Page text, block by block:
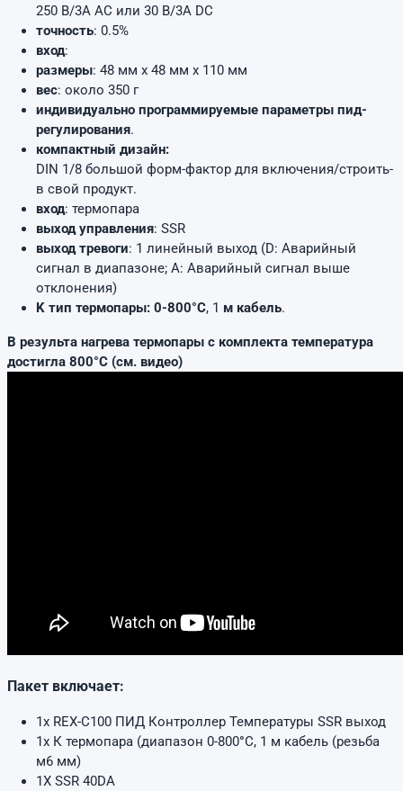
250 В/3A AC или 30 В/3A DC
точность: 0.5%
вход:
размеры: 48 мм х 48 мм х 110 мм
вес: около 350 г
индивидуально программируемые параметры пид-
регулирования.
компактный дизайн:
DIN 1/8 большой форм-фактор для включения/строить-
в свой продукт.
вход: термопара
выход управления: SSR
выход тревоги: 1 линейный выход (D: Аварийный
сигнал в диапазоне; A: Аварийный сигнал выше
отклонения)
K тип термопары: 0-800°C, 1 м кабель.
В результа нагрева термопары с комплекта температура
достигла 800°C (см. видео)
Пакет включает:
1x REX-C100 ПИД Контроллер Температуры SSR выход
1x К термопара (диапазон 0-800°C, 1 м кабель (резьба
м6 мм)
1X SSR 40DA